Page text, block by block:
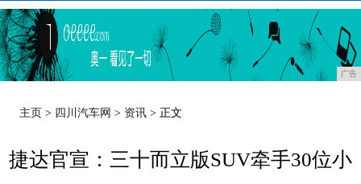
广告
主页 > 四川汽车网 > 资讯 > 正文
捷达官宣：三十而立版SUV牵手30位小